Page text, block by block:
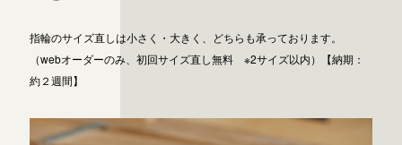
指輪のサイズ直しは小さく・大きく、どちらも承っております。
（webオーダーのみ、初回サイズ直し無料 ※2サイズ以内）【納期：
約２週間】